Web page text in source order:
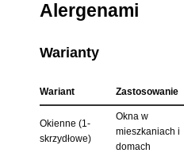
Alergenami
Warianty
Wariant Zastosowanie
Okienne (1-
skrzydłowe)
Okna w
mieszkaniach i
domach